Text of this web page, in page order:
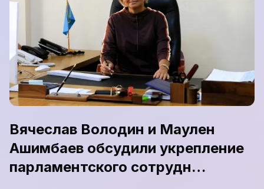
Вячеслав Володин и Маулен
Ашимбаев обсудили укрепление
парламентского сотрудн…